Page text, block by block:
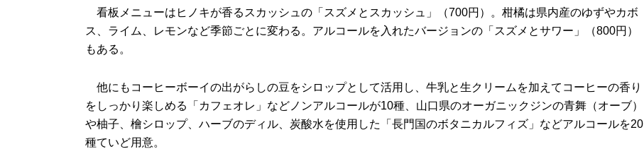
看板メニューはヒノキが香るスカッシュの「スズメとスカッシュ」（700円）。柑橘は県内産のゆずやカボ
ス、ライム、レモンなど季節ごとに変わる。アルコールを入れたバージョンの「スズメとサワー」（800円）
もある。
他にもコーヒーボーイの出がらしの豆をシロップとして活用し、牛乳と生クリームを加えてコーヒーの香り
をしっかり楽しめる「カフェオレ」などノンアルコールが10種、山口県のオーガニックジンの青舞（オーブ）
や柚子、檜シロップ、ハーブのディル、炭酸水を使用した「長門国のボタニカルフィズ」などアルコールを20
種ていど用意。